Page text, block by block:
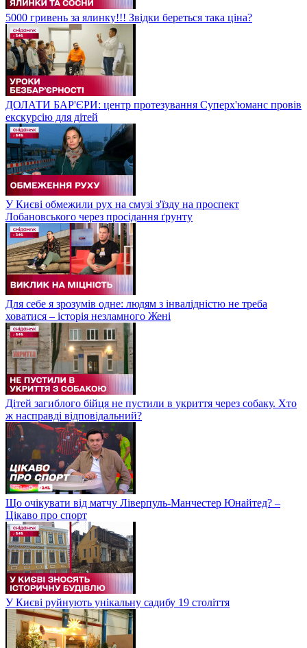
5000 гривень за ялинку!!! Звідки береться така ціна?
ДОЛАТИ БАР'ЄРИ: центр протезування Суперх'юманс провів
екскурсію для дітей
У Києві обмежили рух на смузі з'їзду на проспект
Лобановського через просідання ґрунту
Для себе я зрозумів одне: людям з інвалідністю не треба
ховатися – історія незламного Жені
Дітей загиблого бійця не пустили в укриття через собаку. Хто
ж насправді відповідальний?
Що очікувати від матчу Ліверпуль-Манчестер Юнайтед? –
Цікаво про спорт
У Києві руйнують унікальну садибу 19 століття